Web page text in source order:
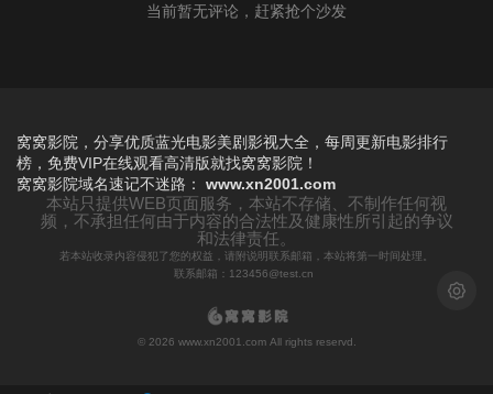
当前暂无评论，赶紧抢个沙发
浅色模
窝窝影院，分享优质蓝光电影美剧影视大全，每周更新电影排行
榜，免费VIP在线观看高清版就找窝窝影院！
窝窝影院域名速记不迷路： www.xn2001.com
本站只提供WEB页面服务，本站不存储、不制作任何视
频，不承担任何由于内容的合法性及健康性所引起的争议
和法律责任。
若本站收录内容侵犯了您的权益，请附说明联系邮箱，本站将第一时间处理。
联系邮箱：123456@test.cn
© 2026 www.xn2001.com All rights reservd.